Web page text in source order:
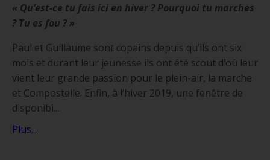
« Qu’est-ce tu fais ici en hiver ? Pourquoi tu marches
? Tu es fou ? »
Paul et Guillaume sont copains depuis qu’ils ont six
mois et durant leur jeunesse ils ont été scout d’où leur
vient leur grande passion pour le plein-air, la marche
et Compostelle. Enfin, à l’hiver 2019, une fenêtre de
disponibi...
Plus...